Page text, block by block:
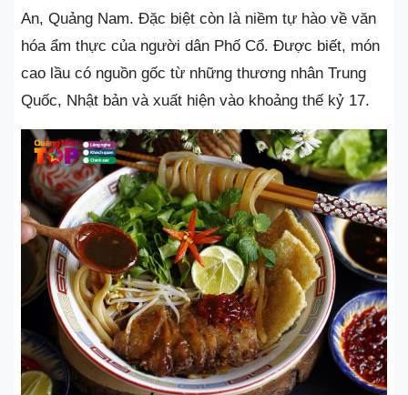
An, Quảng Nam. Đặc biệt còn là niềm tự hào về văn
hóa ẩm thực của người dân Phố Cổ. Được biết, món
cao lầu có nguồn gốc từ những thương nhân Trung
Quốc, Nhật bản và xuất hiện vào khoảng thế kỷ 17.